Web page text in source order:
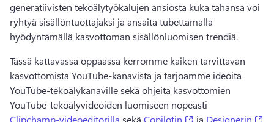
generatiivisten tekoälytyökalujen ansiosta kuka tahansa voi
ryhtyä sisällöntuottajaksi ja ansaita tubettamalla
hyödyntämällä kasvottoman sisällönluomisen trendiä.
Tässä kattavassa oppaassa kerromme kaiken tarvittavan
kasvottomista YouTube-kanavista ja tarjoamme ideoita
YouTube-tekoälykanaville sekä ohjeita kasvottomien
YouTube-tekoälyvideoiden luomiseen nopeasti
Clipchamp-videoeditorilla sekä Copilotin (opens in a new
ja Designerin